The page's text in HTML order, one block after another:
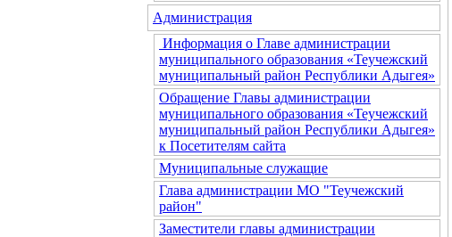
Администрация
Информация о Главе администрации
муниципального образования «Теучежский
муниципальный район Республики Адыгея»
Обращение Главы администрации
муниципального образования «Теучежский
муниципальный район Республики Адыгея»
к Посетителям сайта
Муниципальные служащие
Глава администрации МО "Теучежский
район"
Заместители главы администрации